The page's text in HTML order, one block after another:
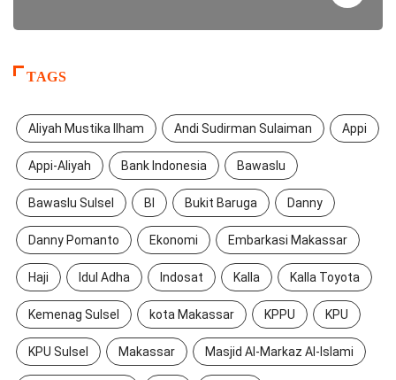
TAGS
Aliyah Mustika Ilham Andi Sudirman Sulaiman Appi
Appi-Aliyah Bank Indonesia Bawaslu
Bawaslu Sulsel BI Bukit Baruga Danny
Danny Pomanto Ekonomi Embarkasi Makassar
Haji Idul Adha Indosat Kalla Kalla Toyota
Kemenag Sulsel kota Makassar KPPU KPU
KPU Sulsel Makassar Masjid Al-Markaz Al-Islami